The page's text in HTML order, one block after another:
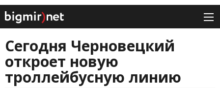
Сегодня Черновецкий
откроет новую
троллейбусную линию